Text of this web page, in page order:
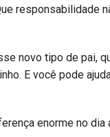
responsabilidade
novo tipo de pai,
E você pode
enorme no dia